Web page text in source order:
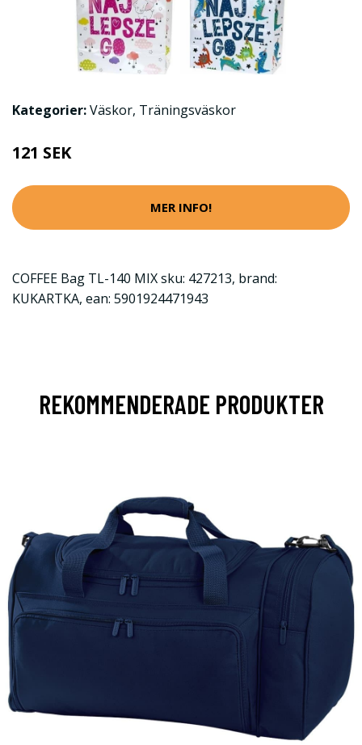
Kategorier:Väskor, Träningsväskor
121 SEK
MER INFO!
COFFEE Bag TL-140 MIX sku: 427213, brand:
KUKARTKA, ean: 5901924471943
REKOMMENDERADE PRODUKTER